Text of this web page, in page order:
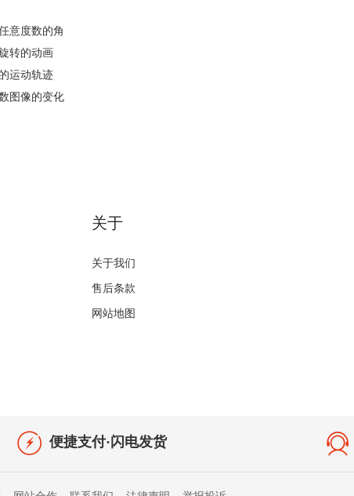
意度数的角
转的动画
运动轨迹
图像的变化
关于
关于我们
售后条款
网站地图
便捷支付·闪电发货